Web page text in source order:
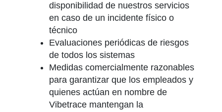
disponibilidad de nuestros servicios
en caso de un incidente físico o
técnico
Evaluaciones periódicas de riesgos
de todos los sistemas
Medidas comercialmente razonables
para garantizar que los empleados y
quienes actúan en nombre de
Vibetrace mantengan la